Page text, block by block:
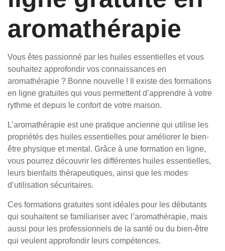
aromathérapie
Vous êtes passionné par les huiles essentielles et vous
souhaitez approfondir vos connaissances en
aromathérapie ? Bonne nouvelle ! Il existe des formations
en ligne gratuites qui vous permettent d’apprendre à votre
rythme et depuis le confort de votre maison.
L’aromathérapie est une pratique ancienne qui utilise les
propriétés des huiles essentielles pour améliorer le bien-
être physique et mental. Grâce à une formation en ligne,
vous pourrez découvrir les différentes huiles essentielles,
leurs bienfaits thérapeutiques, ainsi que les modes
d’utilisation sécuritaires.
Ces formations gratuites sont idéales pour les débutants
qui souhaitent se familiariser avec l’aromathérapie, mais
aussi pour les professionnels de la santé ou du bien-être
qui veulent approfondir leurs compétences.